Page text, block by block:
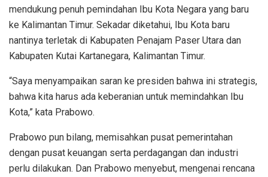
mendukung penuh pemindahan Ibu Kota Negara yang baru
ke Kalimantan Timur. Sekadar diketahui, Ibu Kota baru
nantinya terletak di Kabupaten Penajam Paser Utara dan
Kabupaten Kutai Kartanegara, Kalimantan Timur.
“Saya menyampaikan saran ke presiden bahwa ini strategis,
bahwa kita harus ada keberanian untuk memindahkan Ibu
Kota,” kata Prabowo.
Prabowo pun bilang, memisahkan pusat pemerintahan
dengan pusat keuangan serta perdagangan dan industri
perlu dilakukan. Dan Prabowo menyebut, mengenai rencana